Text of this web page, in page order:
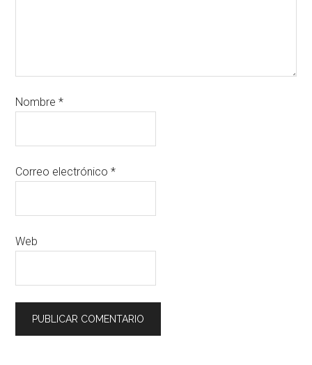
Nombre*
Correo electrónico*
Web